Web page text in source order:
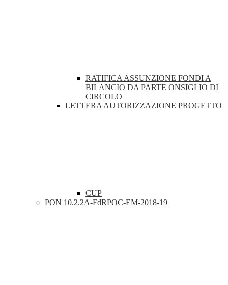
RATIFICA ASSUNZIONE FONDI A
BILANCIO DA PARTE ONSIGLIO DI
CIRCOLO
LETTERA AUTORIZZAZIONE PROGETTO
CUP
PON 10.2.2A-FdRPOC-EM-2018-19